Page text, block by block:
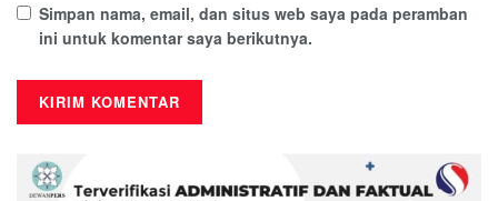
Simpan nama, email, dan situs web saya pada peramban
ini untuk komentar saya berikutnya.